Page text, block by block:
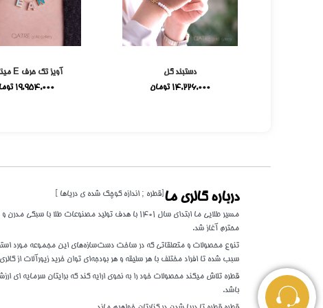
دستبند گل
14,226,000 تومان
آویز تک حرف E میناکاری
19,954,000
درباره گالری ما [قطره ; اندازه کوچک شده ی دریاها ]
مسیر طلایی ما ابتدای سال 1401 با هدف تولید مصنوعات
محترم آغاز شد.
تنوع محصولات و متعلقاتی که در ساخت دست‌سازه‌های این مجموعه مورد
سبب شده تا افراد مختلف با هر سلیقه و هر بودجه‌ای توان خرید زیورآلات از
قطره تلاش میکند محصولات خود را به نحوی ارایه کند که برایتان سرمایه ای
باشد.